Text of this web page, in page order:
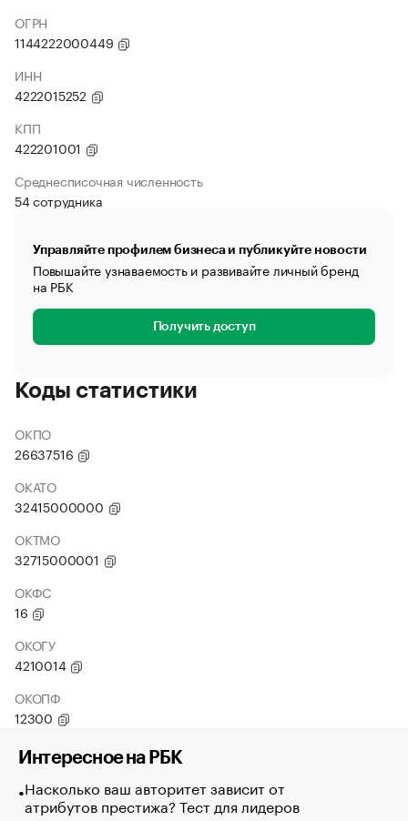
ОГРН
1144222000449
ИНН
4222015252
КПП
422201001
Среднесписочная численность
54 сотрудника
Управляйте профилем бизнеса и публикуйте новости
Повышайте узнаваемость и развивайте личный бренд
на РБК
Получить доступ
Коды статистики
ОКПО
26637516
ОКАТО
32415000000
ОКТМО
32715000001
ОКФС
16
ОКОГУ
4210014
ОКОПФ
12300
Интересное на РБК
Насколько ваш авторитет зависит от
атрибутов престижа? Тест для лидеров